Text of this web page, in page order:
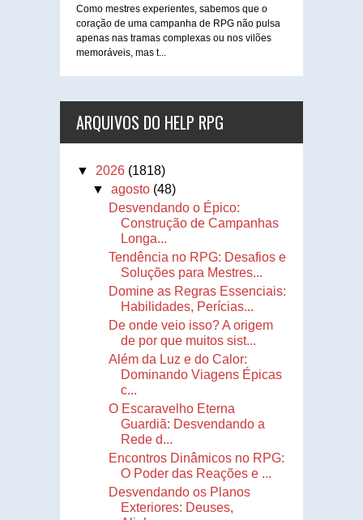
Como mestres experientes, sabemos que o
coração de uma campanha de RPG não pulsa
apenas nas tramas complexas ou nos vilões
memoráveis, mas t...
ARQUIVOS DO HELP RPG
▼ 2026 (1818)
▼agosto (48)
Desvendando o Épico:
Construção de Campanhas
Longa...
Tendência no RPG: Desafios e
Soluções para Mestres...
Domine as Regras Essenciais:
Habilidades, Perícias...
De onde veio isso? A origem
de por que muitos sist...
Além da Luz e do Calor:
Dominando Viagens Épicas
c...
O Escaravelho Eterna
Guardiã: Desvendando a
Rede d...
Encontros Dinâmicos no RPG:
O Poder das Reações e ...
Desvendando os Planos
Exteriores: Deuses,